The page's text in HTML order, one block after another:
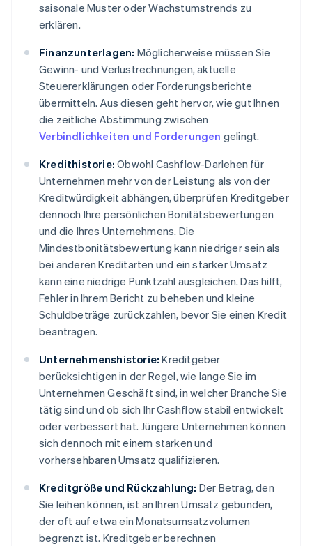
saisonale Muster oder Wachstumstrends zu
erklären.
Finanzunterlagen: Möglicherweise müssen Sie
Gewinn- und Verlustrechnungen, aktuelle
Steuererklärungen oder Forderungsberichte
übermitteln. Aus diesen geht hervor, wie gut Ihnen
die zeitliche Abstimmung zwischen
Verbindlichkeiten und Forderungen gelingt.
Kredithistorie: Obwohl Cashflow-Darlehen für
Unternehmen mehr von der Leistung als von der
Kreditwürdigkeit abhängen, überprüfen Kreditgeber
dennoch Ihre persönlichen Bonitätsbewertungen
und die Ihres Unternehmens. Die
Mindestbonitätsbewertung kann niedriger sein als
bei anderen Kreditarten und ein starker Umsatz
kann eine niedrige Punktzahl ausgleichen. Das hilft,
Fehler in Ihrem Bericht zu beheben und kleine
Schuldbeträge zurückzahlen, bevor Sie einen Kredit
beantragen.
Unternehmenshistorie: Kreditgeber
berücksichtigen in der Regel, wie lange Sie im
Unternehmen Geschäft sind, in welcher Branche Sie
tätig sind und ob sich Ihr Cashflow stabil entwickelt
oder verbessert hat. Jüngere Unternehmen können
sich dennoch mit einem starken und
vorhersehbaren Umsatz qualifizieren.
Kreditgröße und Rückzahlung: Der Betrag, den
Sie leihen können, ist an Ihren Umsatz gebunden,
der oft auf etwa ein Monatsumsatzvolumen
begrenzt ist. Kreditgeber berechnen